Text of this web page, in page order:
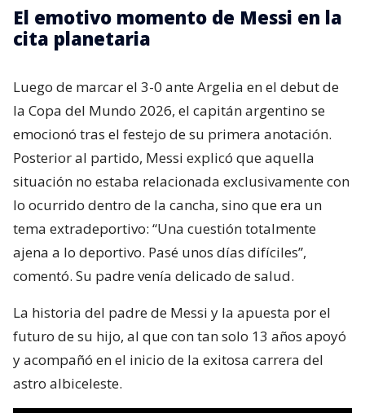
El emotivo momento de Messi en la
cita planetaria
Luego de marcar el 3-0 ante Argelia en el debut de
la Copa del Mundo 2026, el capitán argentino se
emocionó tras el festejo de su primera anotación.
Posterior al partido, Messi explicó que aquella
situación no estaba relacionada exclusivamente con
lo ocurrido dentro de la cancha, sino que era un
tema extradeportivo: “Una cuestión totalmente
ajena a lo deportivo. Pasé unos días difíciles”,
comentó. Su padre venía delicado de salud.
La historia del padre de Messi y la apuesta por el
futuro de su hijo, al que con tan solo 13 años apoyó
y acompañó en el inicio de la exitosa carrera del
astro albiceleste.